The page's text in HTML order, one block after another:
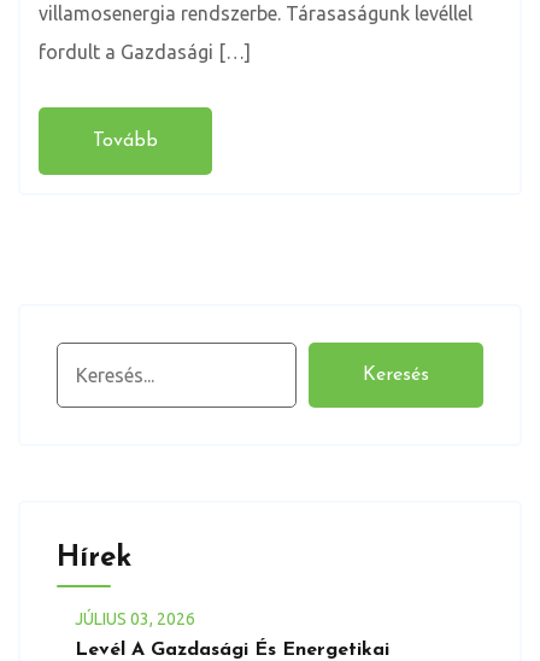
villamosenergia rendszerbe. Tárasaságunk levéllel
fordult a Gazdasági […]
Tovább
Keresés
Hírek
JÚLIUS 03, 2026
Levél A Gazdasági És Energetikai